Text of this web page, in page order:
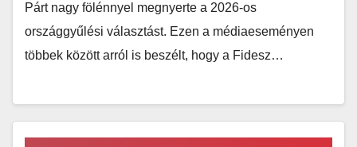
Párt nagy fölénnyel megnyerte a 2026-os
országgyűlési választást. Ezen a médiaeseményen
többek között arról is beszélt, hogy a Fidesz…